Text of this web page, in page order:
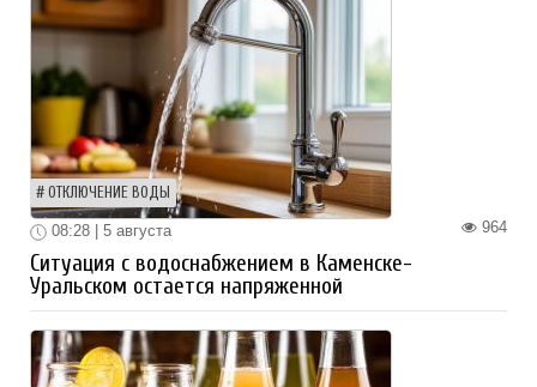
ОТКЛЮЧЕНИЕ ВОДЫ
964
08:28 | 5 августа
Ситуация с водоснабжением в Каменске-
Уральском остается напряженной